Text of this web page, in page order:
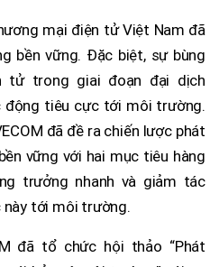
mại điện tử Việt Nam đã
bền vững. Đặc biệt, sự bùng
tử trong giai đoạn đại dịch
động tiêu cực tới môi trường.
đã đề ra chiến lược phát
vững với hai mục tiêu hàng
trưởng nhanh và giảm tác
này tới môi trường.
đã tổ chức hội thảo “Phát